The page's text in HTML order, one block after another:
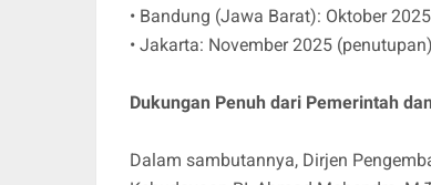
• Bandung (Jawa Barat): Oktober 2025
• Jakarta: November 2025 (penutupan)
Dukungan Penuh dari Pemerintah
Dalam sambutannya, Dirjen